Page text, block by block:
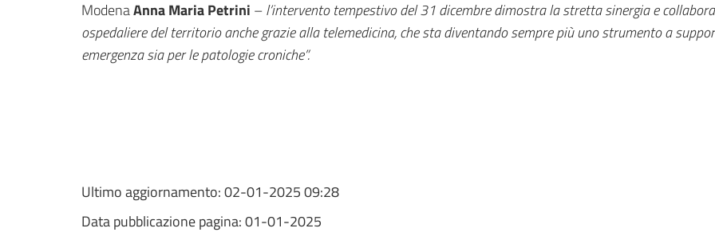
ModenaAnna Maria Petrini –l’intervento tempestivo del 31 dicembre dimostra la stretta sinergia e
ospedaliere del territorio anche grazie alla telemedicina, che sta diventando sempre più uno strumento a
emergenza sia per le patologie croniche”.
Ultimo aggiornamento:02-01-2025 09:28
Data pubblicazione pagina:01-01-2025